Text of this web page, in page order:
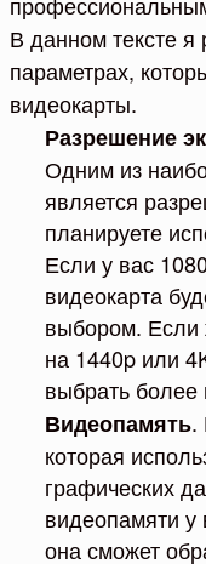
В данном тексте
параметрах,
видеокарты.
Разрешение
Одним из
является
планируете
Если у вас
видеокарта
выбором. Если
на 1440p или
выбрать
Видеопамять.
которая
графических
видеопамяти
она сможет